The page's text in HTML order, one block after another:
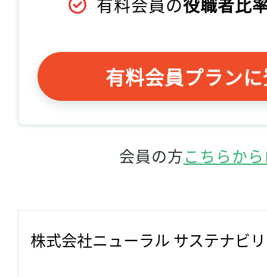
有料会員プラン
会員の方こちらか
株式会社ニューラル サステナビ